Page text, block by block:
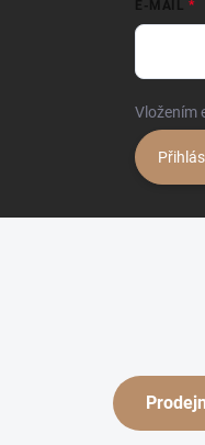
E-MAIL
Vložením